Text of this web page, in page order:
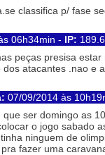
classifica p/ fase
06h34min - IP:
peças presisa
atacantes .nao e
07/09/2014 às
ser domingo as
o jogo sabado
ninguem de
fazer uma